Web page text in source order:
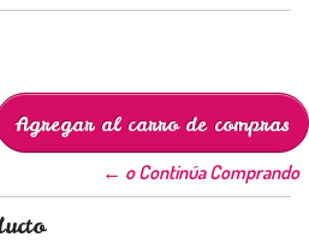
← o Continúa Comprando